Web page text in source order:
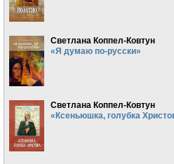
Светлана Коппел-Ковтун
«Я думаю по-русски»
Светлана Коппел-Ковтун
«Ксеньюшка, голубка